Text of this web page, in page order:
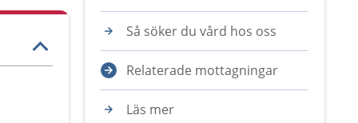
Så söker du vård hos oss
Relaterade mottagningar
Läs mer